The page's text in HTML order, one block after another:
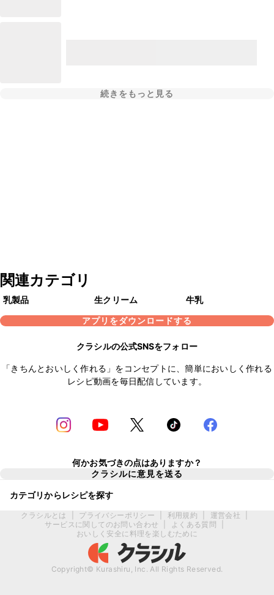
続きをもっと見る
関連カテゴリ
乳製品 生クリーム
牛乳
アプリをダウンロードする
クラシルの公式SNSをフォロー
「きちんとおいしく作れる」をコンセプトに、簡単においしく作れる
レシピ動画を毎日配信しています。
何かお気づきの点はありますか？
クラシルに意見を送る
カテゴリからレシピを探す
クラシルとは プライバシーポリシー 利用規約 運営会社
サービスに関してのお問い合わせ
よくある質問
おいしく安全に料理を楽しむために
Copyright© Kurashiru, Inc. All Rights Reserved.